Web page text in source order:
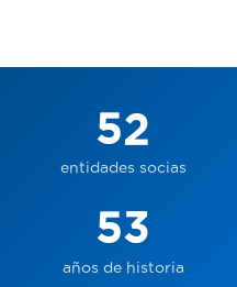
52
entidades socias
53
años de historia